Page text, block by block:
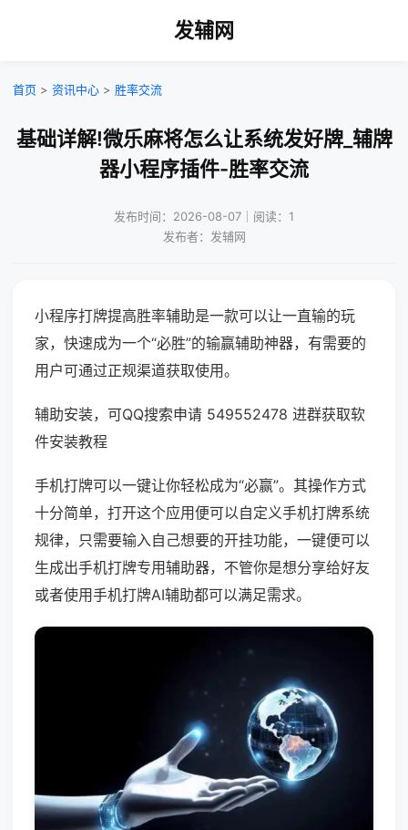
发辅网
首页 > 资讯中心 > 胜率交流
基础详解!微乐麻将怎么让系统发好牌_辅牌
器小程序插件-胜率交流
发布时间：2026-08-07｜阅读：1
发布者：发辅网
小程序打牌提高胜率辅助是一款可以让一直输的玩
家，快速成为一个“必胜”的输赢辅助神器，有需要的
用户可通过正规渠道获取使用。
辅助安装，可QQ搜索申请 549552478 进群获取软
件安装教程
手机打牌可以一键让你轻松成为“必赢”。其操作方式
十分简单，打开这个应用便可以自定义手机打牌系统
规律，只需要输入自己想要的开挂功能，一键便可以
生成出手机打牌专用辅助器，不管你是想分享给好友
或者使用手机打牌AI辅助都可以满足需求。